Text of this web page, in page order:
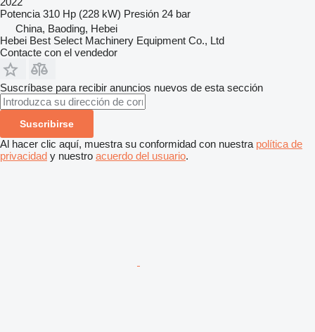
Potencia 310 Hp (228 kW) Presión 24 bar
China, Baoding, Hebei
Hebei Best Select Machinery Equipment Co., Ltd
Contacte con el vendedor
Suscríbase para recibir anuncios nuevos de esta sección
Suscribirse
Al hacer clic aquí, muestra su conformidad con nuestra política de
privacidad y nuestro acuerdo del usuario.